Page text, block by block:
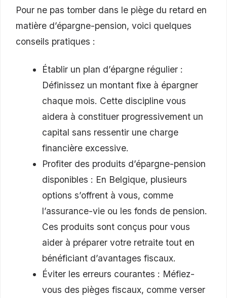
Pour ne pas tomber dans le piège du retard en
matière d’épargne-pension, voici quelques
conseils pratiques :
Établir un plan d’épargne régulier :
Définissez un montant fixe à épargner
chaque mois. Cette discipline vous
aidera à constituer progressivement un
capital sans ressentir une charge
financière excessive.
Profiter des produits d’épargne-pension
disponibles : En Belgique, plusieurs
options s’offrent à vous, comme
l’assurance-vie ou les fonds de pension.
Ces produits sont conçus pour vous
aider à préparer votre retraite tout en
bénéficiant d’avantages fiscaux.
Éviter les erreurs courantes : Méfiez-
vous des pièges fiscaux, comme verser